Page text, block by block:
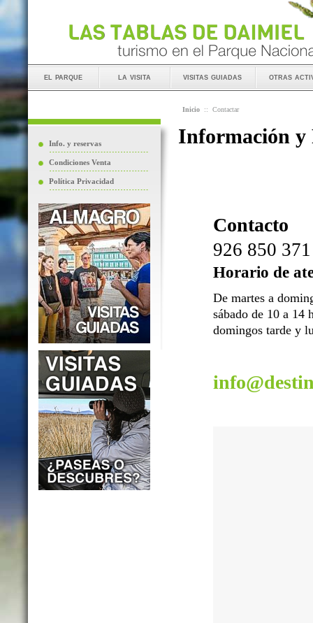
el parque la visita visitas guiadas otras
Info. y reservas
Condiciones Venta
Política Privacidad
Inicio :: Contactar
Información y
Contacto
926 850 371
Horario de
De martes a
sábado de 10 a 14
domingos tarde y